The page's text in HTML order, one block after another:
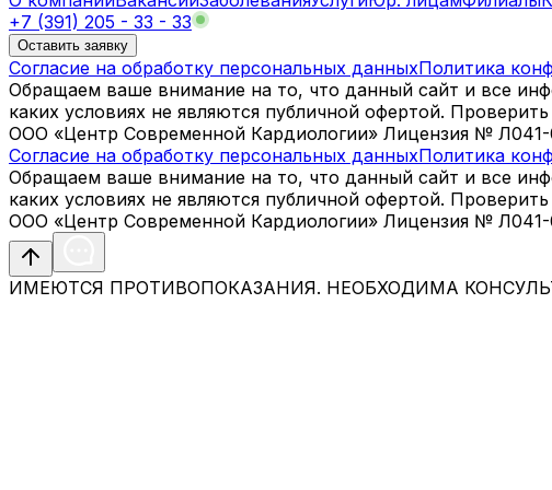
+7 (391) 205 - 33 - 33
Оставить заявку
Согласие на обработку персональных данныхПолитика
Обращаем ваше внимание на то, что данный сайт и все
каких условиях не являются публичной офертой.
ООО «Центр Современной Кардиологии» Лицензия № Л041-
Согласие на обработку персональных данныхПолитика
Обращаем ваше внимание на то, что данный сайт и все
каких условиях не являются публичной офертой.
ООО «Центр Современной Кардиологии» Лицензия № Л041-
ИМЕЮТСЯ ПРОТИВОПОКАЗАНИЯ. НЕОБХОДИМА